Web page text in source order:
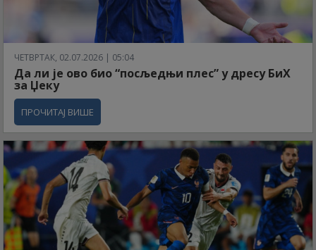
ЧЕТВРТАК, 02.07.2026 | 05:04
Да ли је ово био “посљедњи плес” у дресу БиХ
за Џеку
ПРОЧИТАЈ ВИШЕ